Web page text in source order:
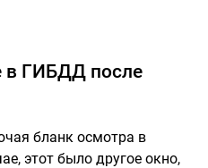
ГИБДД после
бланк осмотра в
этот было другое окно,